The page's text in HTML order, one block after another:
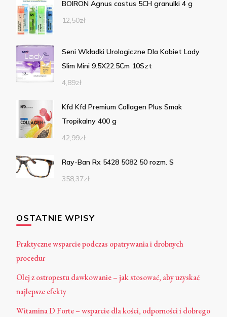
BOIRON Agnus castus 5CH granulki 4 g
12,50zł
Seni Wkładki Urologiczne Dla Kobiet Lady
Slim Mini 9.5X22.5Cm 10Szt
4,89zł
Kfd Kfd Premium Collagen Plus Smak
Tropikalny 400 g
42,99zł
Ray-Ban Rx 5428 5082 50 rozm. S
358,37zł
OSTATNIE WPISY
Praktyczne wsparcie podczas opatrywania i drobnych
procedur
Olej z ostropestu dawkowanie – jak stosować, aby uzyskać
najlepsze efekty
Witamina D Forte – wsparcie dla kości, odporności i dobrego